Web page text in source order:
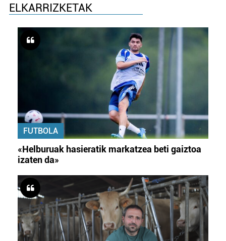
ELKARRIZKETAK
FUTBOLA
«Helburuak hasieratik markatzea beti gaiztoa
izaten da»